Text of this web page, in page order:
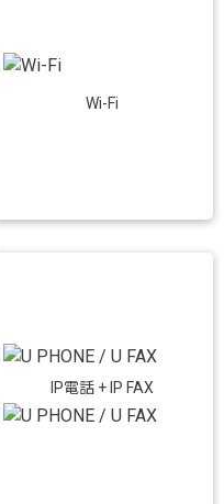
Wi-Fi
IP電話 + IP FAX